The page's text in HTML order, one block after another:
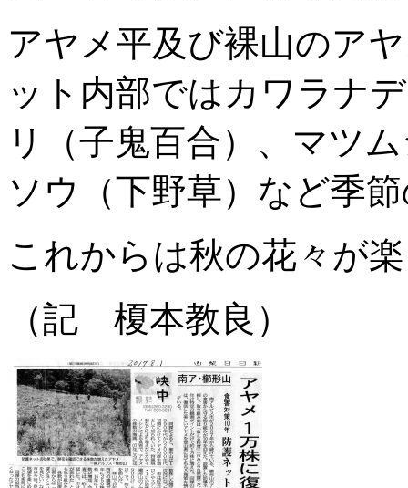
アヤメ平及び裸山のア
ット内部ではカワラナ
リ（子鬼百合）、マツ
ソウ（下野草）など季
これからは秋の花々が
（記 榎本教良）